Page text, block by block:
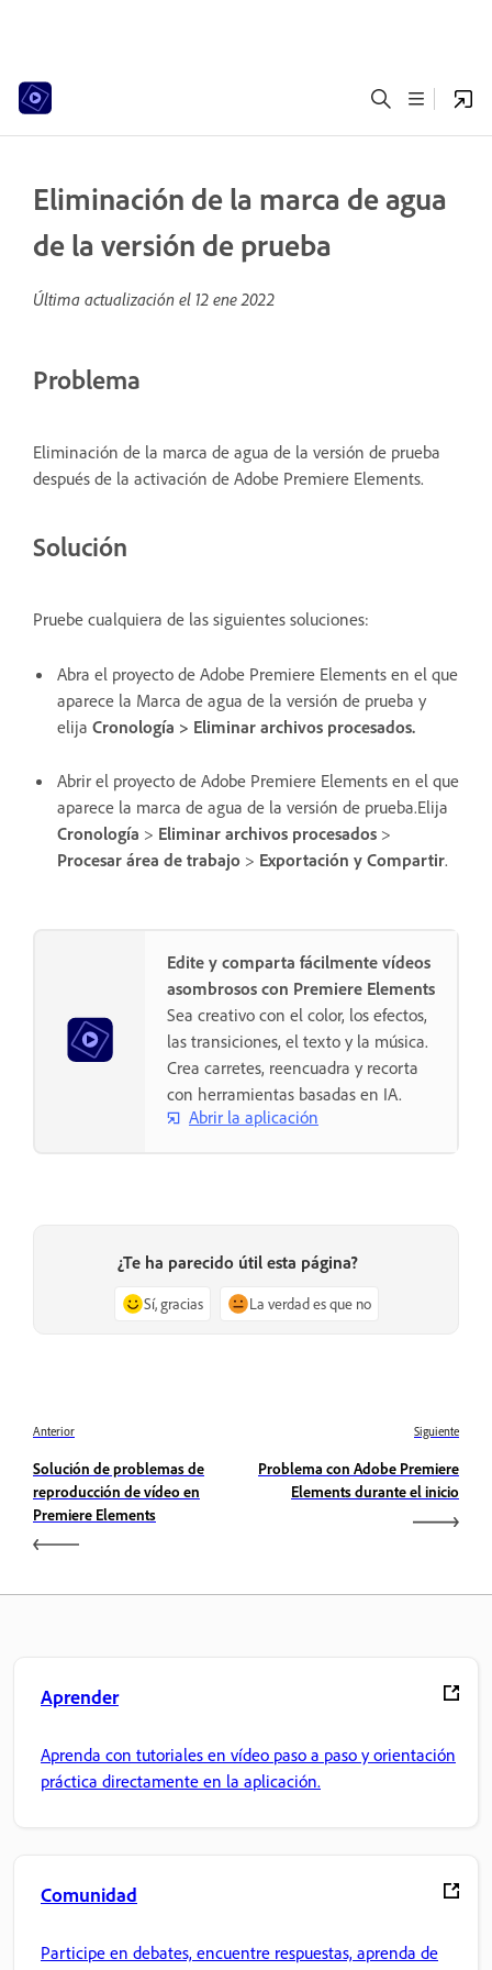
Eliminación de la marca de agua
de la versión de prueba
Última actualización el 12 ene 2022
Problema
Eliminación de la marca de agua de la versión de prueba
después de la activación de Adobe Premiere Elements.
Solución
Pruebe cualquiera de las siguientes soluciones:
Abra el proyecto de Adobe Premiere Elements en el que
aparece la Marca de agua de la versión de prueba y
elija Cronología > Eliminar archivos procesados.
Abrir el proyecto de Adobe Premiere Elements en el que
aparece la marca de agua de la versión de prueba.Elija
Cronología > Eliminar archivos procesados >
Procesar área de trabajo > Exportación y Compartir.
Edite y comparta fácilmente vídeos
asombrosos con Premiere Elements
Sea creativo con el color, los efectos,
las transiciones, el texto y la música.
Crea carretes, reencuadra y recorta
con herramientas basadas en IA.
Abrir la aplicación
¿Te ha parecido útil esta página?
Sí, gracias La verdad es que no
Anterior
Solución de problemas de
reproducción de vídeo en
Premiere Elements
Siguiente
Problema con Adobe Premiere
Elements durante el inicio
Aprender
Aprenda con tutoriales en vídeo paso a paso y orientación
práctica directamente en la aplicación.
Comunidad
Participe en debates, encuentre respuestas, aprenda de